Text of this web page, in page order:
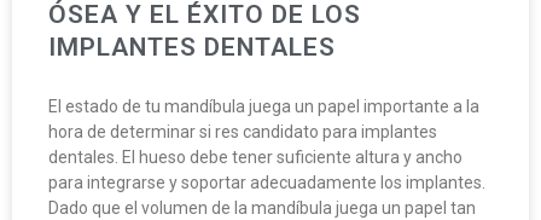
ÓSEA Y EL ÉXITO DE LOS
IMPLANTES DENTALES
El estado de tu mandíbula juega un papel importante a la
hora de determinar si res candidato para implantes
dentales. El hueso debe tener suficiente altura y ancho
para integrarse y soportar adecuadamente los implantes.
Dado que el volumen de la mandíbula juega un papel tan